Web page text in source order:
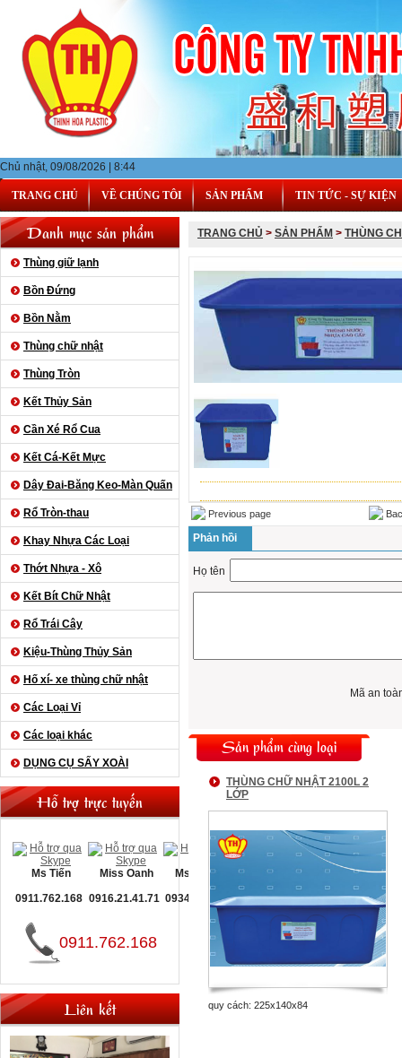
Chủ nhật, 09/08/2026 | 8:44
TRANG CHỦ VỀ CHÚNG TÔI SẢN PHẨM TIN TỨC - SỰ KIỆN
Danh mục sản phẩm
Thùng giữ lạnh
Bồn Đứng
Bồn Nằm
Thùng chữ nhật
Thùng Tròn
Kết Thủy Sản
Cần Xé Rổ Cua
Kết Cá-Kết Mực
Dây Đai-Băng Keo-Màn Quấn
Rổ Tròn-thau
Khay Nhựa Các Loại
Thớt Nhựa - Xô
Kết Bít Chữ Nhật
Rổ Trái Cây
Kiệu-Thùng Thủy Sản
Hố xí- xe thùng chữ nhật
Các Loại Vỉ
Các loại khác
DỤNG CỤ SẤY XOÀI
Hỗ trợ trực tuyến
Ms Tiến
0911.762.168
Miss Oanh
0916.21.41.71
Ms Nguyệt
0934.093.660
0911.762.168
Liên kết
TRANG CHỦ > SẢN PHẨM > THÙNG
Previous page
Phản hồi
Họ tên
Mã an
Sản phẩm cùng loại
THÙNG CHỮ NHẬT 2100L 2
LỚP
quy cách: 225x140x84